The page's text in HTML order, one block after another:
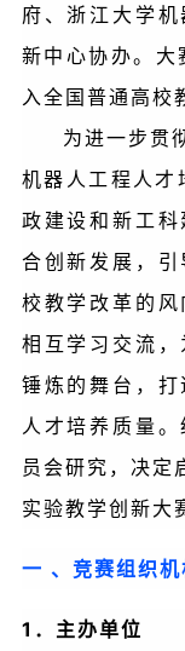
府、浙江大学
新中心协办。
入全国普通高校
为进一步贯
机器人工程人才
政建设和新工
合创新发展，
校教学改革的
相互学习交流
锤炼的舞台，
人才培养质量
员会研究，决定
实验教学创新大
一 、竞赛组织机
1．主办单位